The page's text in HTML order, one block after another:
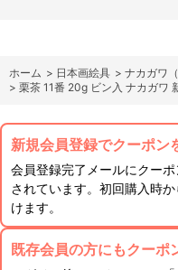
ホーム > 日本画絵具 > ナカガワ
> 栗茶 11番 20g ビン入 ナカガワ
新規会員登録でクーポン
会員登録完了メールにクー
されています。初回購入時
けます。
既存会員の方にもクーポ